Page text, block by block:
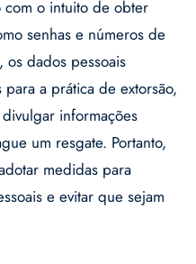
com o intuito de obter
senhas e números de
dados pessoais
a prática de extorsão,
informações
um resgate. Portanto,
medidas para
e evitar que sejam